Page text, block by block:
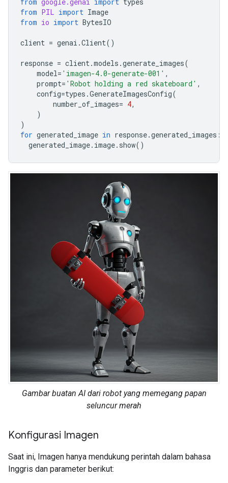
from PIL import Image
from io import BytesIO
client = genai .Client()
response = client.models .generate_images(
model= 'imagen-4.0-generate-001' ,
prompt= 'Robot holding a red skateboard' ,
config=types .GenerateImagesConfig(
number_of_images= 4,
)
)
for generated_image in response.generated_images :
generated_image. image. show()
Gambar buatan AI dari robot yang memegang papan
seluncur merah
Konfigurasi Imagen
Saat ini, Imagen hanya mendukung perintah dalam bahasa
Inggris dan parameter berikut: